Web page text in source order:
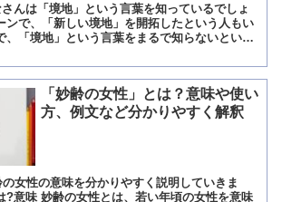
さんは「境地」という言葉を知っているでしょ
ンで、「新しい境地」を開拓したという人もい
、「境地」という言葉をまるで知らないという
「妙齢の女性」とは？意味や使い
方、例文など分かりやすく解釈
女性の意味を分かりやすく説明していきま
?意味 妙齢の女性とは、若い年頃の女性を意味